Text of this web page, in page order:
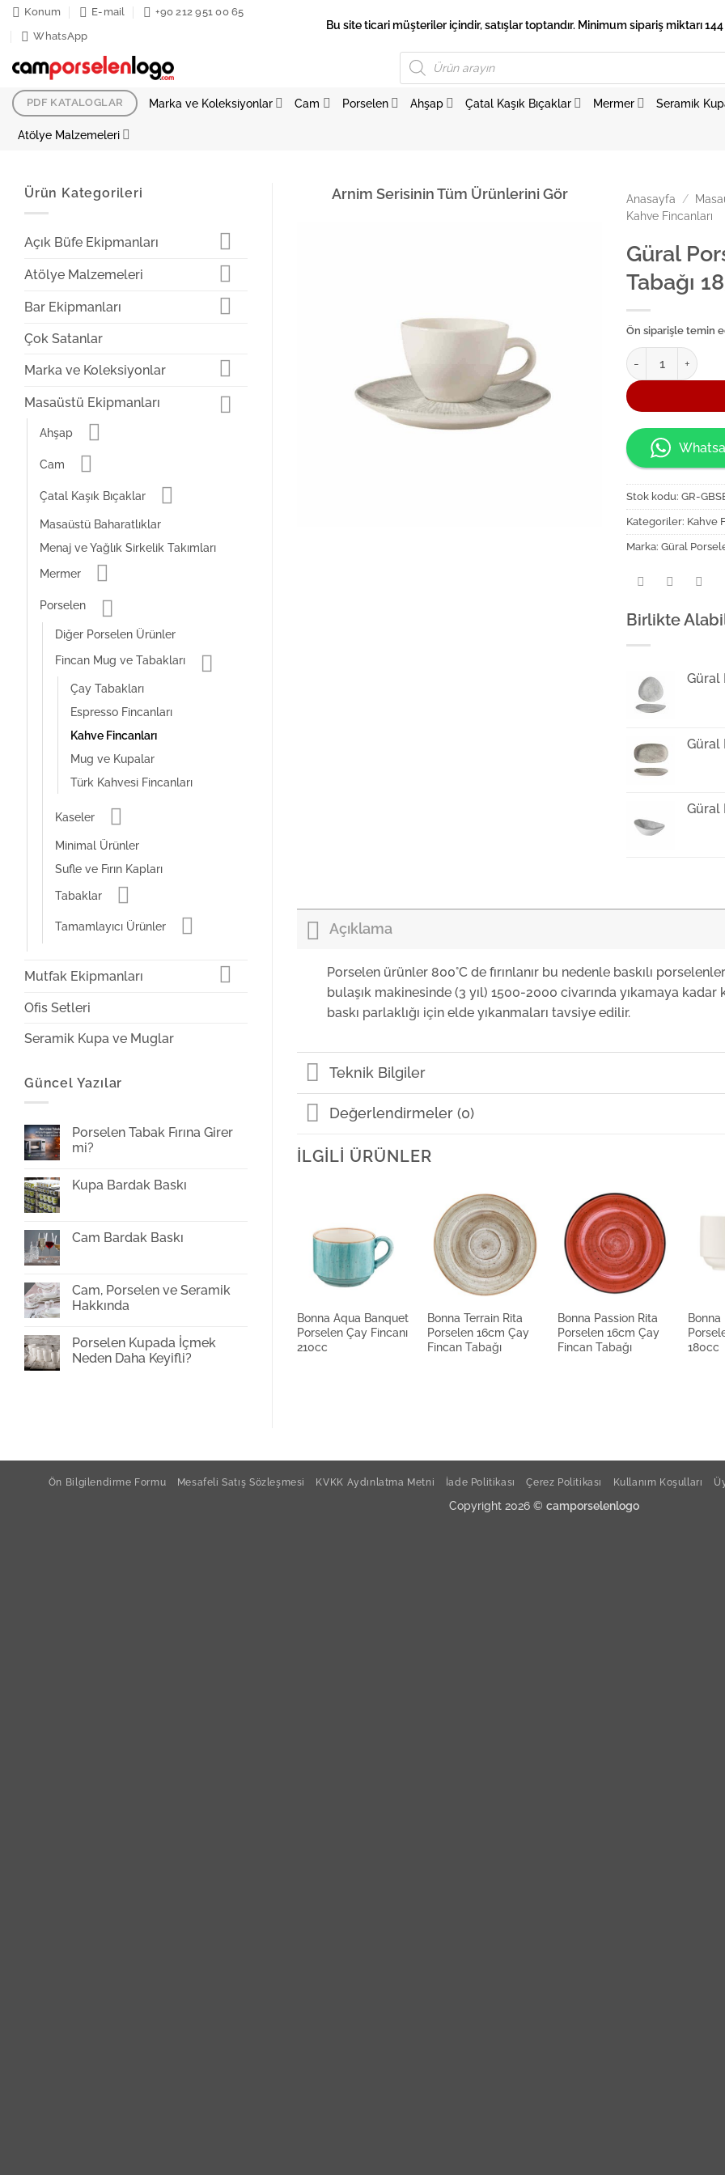
İçeriğe
atla
Konum E-mail
+90 212 951 00 65
WhatsApp
Bu site ticari müşteriler içindir, satışlar toptandır. Minimum sipariş miktarı
Products
search
PDF KATALOGLAR Marka ve Koleksiyonlar Cam Porselen Ahşap Çatal Kaşık Bıçaklar Mermer Seramik
Atölye Malzemeleri
Ürün Kategorileri
Açık Büfe Ekipmanları
Atölye Malzemeleri
Bar Ekipmanları
Çok Satanlar
Marka ve Koleksiyonlar
Masaüstü Ekipmanları
Ahşap
Cam
Çatal Kaşık Bıçaklar
Masaüstü Baharatlıklar
Menaj ve Yağlık Sirkelik Takımları
Mermer
Porselen
Diğer Porselen Ürünler
Fincan Mug ve Tabakları
Çay Tabakları
Espresso Fincanları
Kahve Fincanları
Mug ve Kupalar
Türk Kahvesi Fincanları
Kaseler
Minimal Ürünler
Sufle ve Fırın Kapları
Tabaklar
Tamamlayıcı Ürünler
Mutfak Ekipmanları
Ofis Setleri
Seramik Kupa ve Muglar
Güncel Yazılar
Porselen Tabak Fırına Girer
mi?
Porselen
Tabak
Kupa Bardak Baskı
Bardak
Baskı
Cam Bardak Baskı
Bardak
Baskı
Cam, Porselen ve Seramik
Hakkında
Cam,
Porselen
ve
Porselen Kupada İçmek
Neden Daha Keyifli?
Arnim Serisinin Tüm Ürünlerini Gör Anasayfa /
Kahve Fincanları
Güral
Tabağı
Ön siparişle temin
Güral Porselen
Stok kodu:GR-
Kategoriler: Kahve
Marka:Güral
Birlikte
Güral
Güral
Güral
Güral
Açıklama
Porselen ürünler 800°C de fırınlanır bu nedenle baskılı
bulaşık makinesinde (3 yıl) 1500-2000 civarında yıkamaya
baskı parlaklığı için elde yıkanmaları tavsiye edilir.
Teknik Bilgiler
Değerlendirmeler (0)
İLGILI ÜRÜNLER
Bonna Aqua Banquet
Porselen Çay Fincanı
210cc
Bonna Terrain Rita
Porselen 16cm Çay
Fincan Tabağı
Bonna Passion Rita
Porselen 16cm Çay
Fincan Tabağı
Bonna
180cc
Ön Bilgilendirme Formu Mesafeli Satış Sözleşmesi KVKK Aydınlatma Metni İade Politikası Çerez Politikası Kullanım Koşulları
Copyright 2026 © camporselenlogo